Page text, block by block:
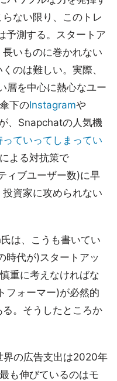
ない限り、このトレ
予測する。スタートア
いものに巻かれない
のは難しい。実際、
層を中心に熱心なユー
下のInstagramや
、Snapchatの人気機
ていってしまってい
よる対抗策で
ィブユーザー数)に早
資家に攻められない
は、こうも書いてい
時代が)スタートアッ
重に考えなければな
フォーマー)が必然的
。そうしたところか
の広告支出は2020年
も伸びているのはモ